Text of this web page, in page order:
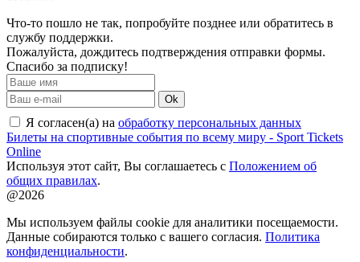
Что-то пошло не так, попробуйте позднее или обратитесь в
службу поддержки.
Пожалуйста, дождитесь подтверждения отправки формы.
Спасибо за подписку!
Ok
Я согласен(а) на обработку персональных данных
Билеты на спортивные события по всему миру - Sport Tickets
Online
Используя этот сайт, Вы соглашаетесь с Положением об
общих правилах.
@2026
Мы используем файлы cookie для аналитики посещаемости.
Данные собираются только с вашего согласия. Политика
конфиденциальности.